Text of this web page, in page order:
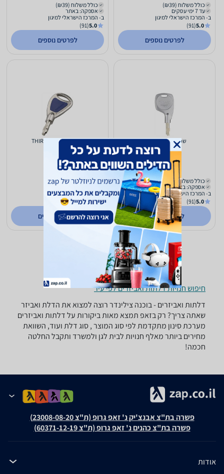
כולל משלוח (₪39)
עד 7 ימי עסקים
ב- המרכז הישראלי למיגון
5.0
(91)
לפרטים נוספים
כולל משלוח (₪39)
אספקה: באתר
ב- המרכז הישראלי למיגון
5.0
(91)
לפרטים נוספים
שכפול מפתח AXIRA
259
₪
כולל משלוח (₪39)
אספקה: באתר
ב- המרכז הישראלי למיגון
5.0
(91)
לפרטים נוספים
שכפול מפתח THIRARD
259
כולל משלוח (₪39)
אספקה: באתר
ב- המרכז הישראלי למיגון
5.0
(91)
לפרטים נוספים
חיפוש חנויות דלתות ואביזרים לפי עיר
דלתות ואביזרים - ‏בוכנה ‏צילינדר רוצה למצוא את הדלת ואביזר
שאתה צריך? רק בזאפ תמצא מאות ביקורות על דלתות ואביזרים
מערכת סינון מתקדמת לפי סוג המוצר , סוג דלת ועוד, השוואת
מחירים ביותר מאלף חנויות לבית לגן ולמשרד ותקבל החלטה
חכמה!
פשרה בת"צ אבנצ'יק נ' זאפ גרופ (ת"צ 23008-08-20)
פשרה בת"צ כהנים נ' זאפ גרופ (ת"צ 60371-12-19)
אודות